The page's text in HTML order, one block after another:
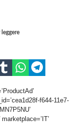
f644-11e7-